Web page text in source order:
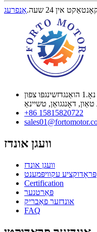
אין 24 שעה. אָנפרעג
טאַון, דאָנגגואַן, טשיינאַ
+86 15815820722
וועגן אונדז
וועגן אונדז
פּראָדוקציע עקוויפּמענט
Certification
פּאַרטנער
אונדזער פאַבריק
FAQ